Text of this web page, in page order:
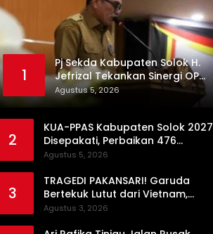
1
Pj Sekda Kabupaten Solok H.
Jefrizal Tekankan Sinergi OPD
demi Percepatan
Pembangunan Daerah
Agustus 5, 2026
2
KUA-PPAS Kabupaten Solok 2027
Disepakati, Perbaikan 476
Kilometer Jalan Rusak Jadi
Agustus 5, 2026
3
TRAGEDI PAKANSARI! Garuda
Bertekuk Lutut dari Vietnam,
Langkah ke Semifinal Kini di Ujung
Agustus 3, 2026